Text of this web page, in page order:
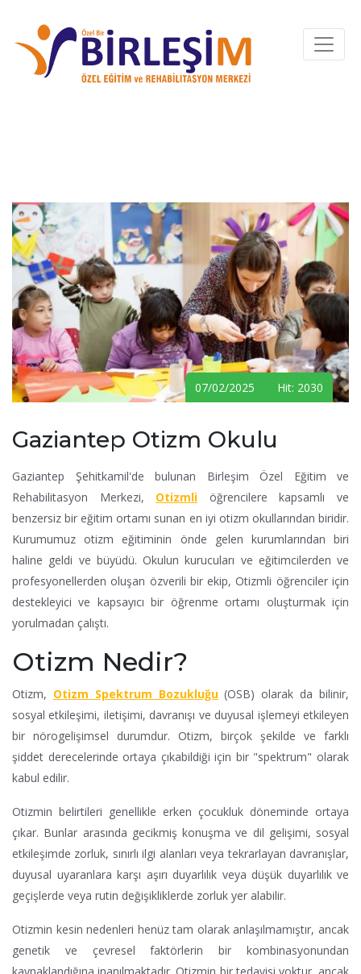
GAZIANTEP OTIZM
OKULU
07/02/2025 Hit: 2030
Gaziantep Otizm Okulu
Gaziantep Şehitkamil'de bulunan Birleşim Özel Eğitim ve
Rehabilitasyon Merkezi, Otizmli öğrencilere kapsamlı ve
benzersiz bir eğitim ortamı sunan en iyi otizm okullarından biridir.
Kurumumuz otizm eğitiminin önde gelen kurumlarından biri
haline geldi ve büyüdü. Okulun kurucuları ve eğitimcilerden ve
profesyonellerden oluşan özverili bir ekip, Otizmli öğrenciler için
destekleyici ve kapsayıcı bir öğrenme ortamı oluşturmak için
yorulmadan çalıştı.
Otizm Nedir?
Otizm, Otizm Spektrum Bozukluğu(OSB) olarak da bilinir,
sosyal etkileşimi, iletişimi, davranışı ve duyusal işlemeyi etkileyen
bir nörogelişimsel durumdur. Otizm, birçok şekilde ve farklı
şiddet derecelerinde ortaya çıkabildiği için bir "spektrum" olarak
kabul edilir.
Otizmin belirtileri genellikle erken çocukluk döneminde ortaya
çıkar. Bunlar arasında gecikmiş konuşma ve dil gelişimi, sosyal
etkileşimde zorluk, sınırlı ilgi alanları veya tekrarlayan davranışlar,
duyusal uyaranlara karşı aşırı duyarlılık veya düşük duyarlılık ve
geçişlerde veya rutin değişikliklerde zorluk yer alabilir.
Otizmin kesin nedenleri henüz tam olarak anlaşılmamıştır, ancak
genetik ve çevresel faktörlerin bir kombinasyonundan